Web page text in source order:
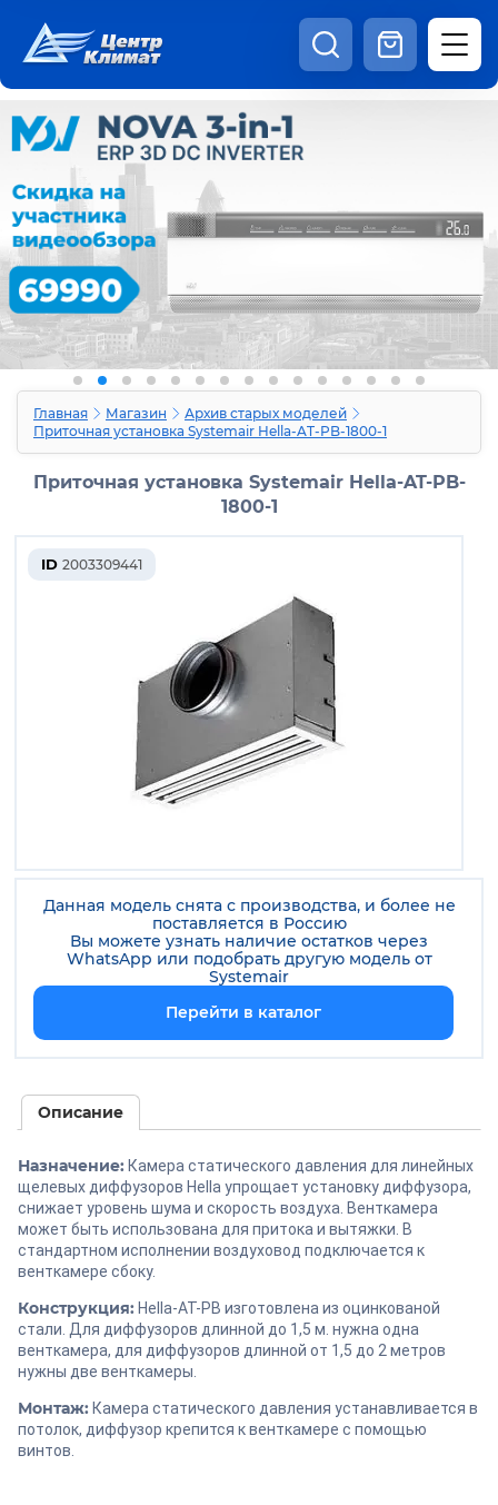
Каталог
Статьи
Наши работы Отзывы
Доставка и оплата Оферта
Контакты
8:00 - 20:00 Шоурум
Главная Магазин
Архив старых моделей
Приточная установка Systemair Hella-AT-PB-1800-1
Приточная установка Systemair Hella-AT-PB-
1800-1
ID 2003309441
Данная модель снята с производства, и более не
поставляется в Россию
Вы можете узнать наличие остатков через
WhatsApp или подобрать другую модель от
Systemair
Перейти в каталог
Описание
Назначение: Камера статического давления для линейных
щелевых диффузоров Hella упрощает установку диффузора,
снижает уровень шума и скорость воздуха. Венткамера
может быть использована для притока и вытяжки. В
стандартном исполнении воздуховод подключается к
венткамере сбоку.
Конструкция: Hella-AT-PB изготовлена из оцинкованой
стали. Для диффузоров длинной до 1,5 м. нужна одна
венткамера, для диффузоров длинной от 1,5 до 2 метров
нужны две венткамеры.
Монтаж: Камера статического давления устанавливается в
потолок, диффузор крепится к венткамере с помощью
винтов.